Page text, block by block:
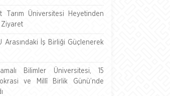
Tarım Üniversitesi Heyetinden
Ziyaret
Arasındaki İş Birliği Güçlenerek
Bilimler Üniversitesi, 15
ve Millî Birlik Günü’nde